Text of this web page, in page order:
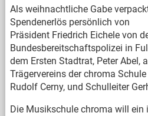
Als weihnachtliche Gabe
Spendenerlös persönlich von
Präsident Friedrich Eichele von
Bundesbereitschaftspolizei in
dem Ersten Stadtrat, Peter Abel,
Trägervereins der chroma
Rudolf Cerny, und Schulleiter
Die Musikschule chroma will ein